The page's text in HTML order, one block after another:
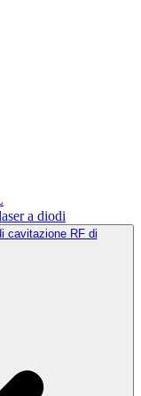
a diodi
cavitazione RF di